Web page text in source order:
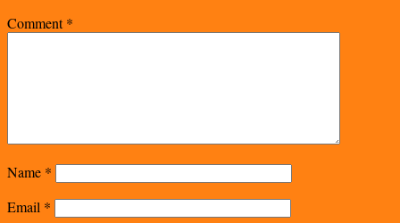
Comment*
Name *
Email *